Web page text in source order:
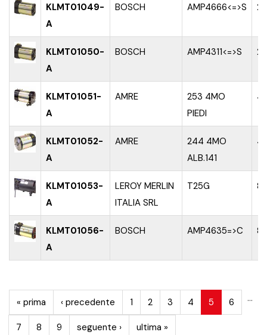
KLMT01049-
A
BOSCH AMP4666<=>S 24
KLMT01050-
A
BOSCH AMP4311<=>S 24
KLMT01051-
A
AMRE
253 4MO
PIEDI
KLMT01052-
A
AMRE
244 4MO
ALB.141
KLMT01053-
A
LEROY MERLIN
ITALIA SRL
T25G
KLMT01056-
A
BOSCH AMP4635=>C
PAGINE
« prima ‹ precedente 1 2 3 4 5 6
7 8 9
…
seguente › ultima »